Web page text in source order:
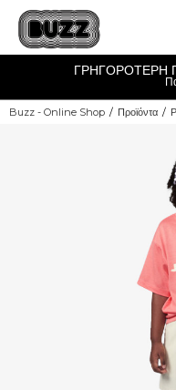
ΓΡΗΓΟΡΟΤΕΡΗ
Buzz - Online Shop Προϊόντα